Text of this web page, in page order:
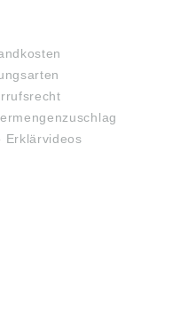
Erklärvideos